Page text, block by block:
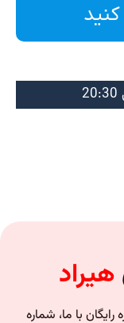
هیراد
با ما، شماره